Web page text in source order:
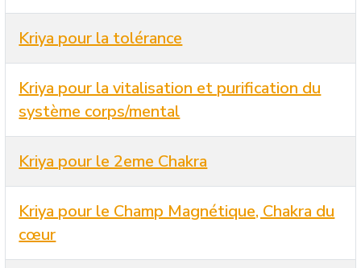
Kriya pour la tolérance
Kriya pour la vitalisation et purification du
système corps/mental
Kriya pour le 2eme Chakra
Kriya pour le Champ Magnétique, Chakra du
cœur